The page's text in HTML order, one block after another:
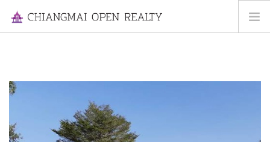
FOR SALE
INFORMATION